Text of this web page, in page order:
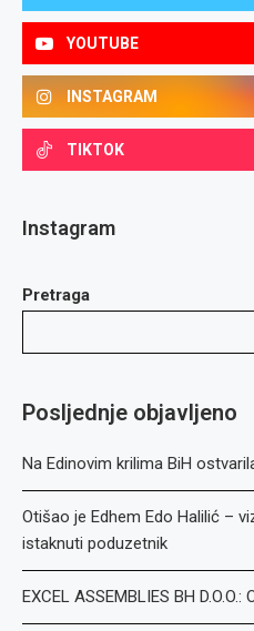
YOUTUBE
INSTAGRAM
TIKTOK
Instagram
Pretraga
Posljednje objavljeno
Na Edinovim krilima BiH
Otišao je Edhem Edo Halilić –
istaknuti poduzetnik
EXCEL ASSEMBLIES BH D.O.O.: